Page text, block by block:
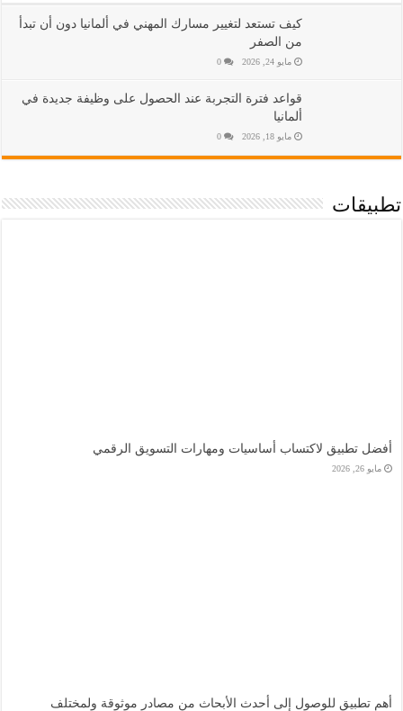
كيف تستعد لتغيير مسارك المهني في ألمانيا دون أن تبدأ
من الصفر
مايو 24, 2026 0
قواعد فترة التجربة عند الحصول على وظيفة جديدة في
ألمانيا
مايو 18, 2026 0
تطبيقات
أفضل تطبيق لاكتساب أساسيات ومهارات التسويق الرقمي
مايو 26, 2026
أهم تطبيق للوصول إلى أحدث الأبحاث من مصادر موثوقة ولمختلف